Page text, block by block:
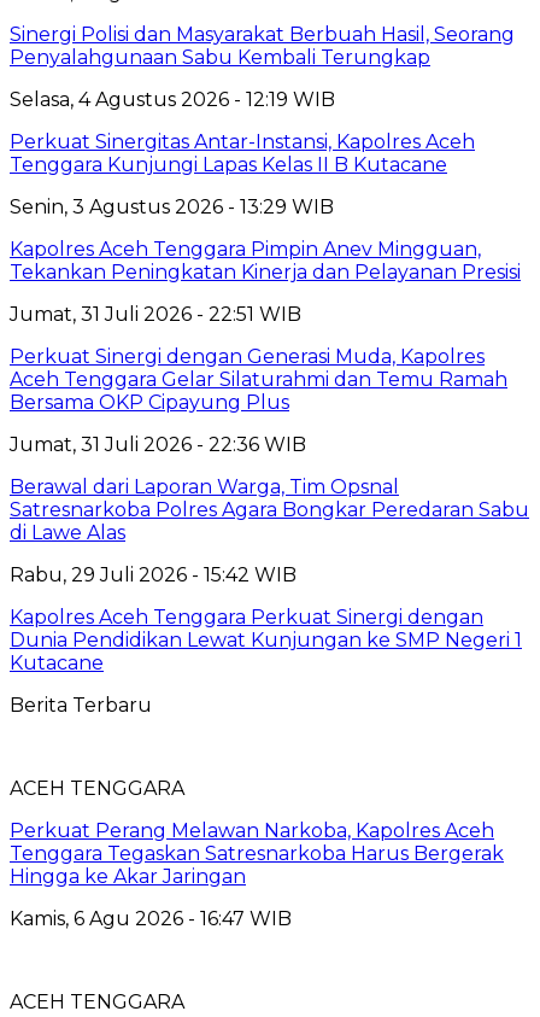
Sinergi Polisi dan Masyarakat Berbuah Hasil, Seorang
Penyalahgunaan Sabu Kembali Terungkap
Selasa, 4 Agustus 2026 - 12:19 WIB
Perkuat Sinergitas Antar-Instansi, Kapolres Aceh
Tenggara Kunjungi Lapas Kelas II B Kutacane
Senin, 3 Agustus 2026 - 13:29 WIB
Kapolres Aceh Tenggara Pimpin Anev Mingguan,
Tekankan Peningkatan Kinerja dan Pelayanan Presisi
Jumat, 31 Juli 2026 - 22:51 WIB
Perkuat Sinergi dengan Generasi Muda, Kapolres
Aceh Tenggara Gelar Silaturahmi dan Temu Ramah
Bersama OKP Cipayung Plus
Jumat, 31 Juli 2026 - 22:36 WIB
Berawal dari Laporan Warga, Tim Opsnal
Satresnarkoba Polres Agara Bongkar Peredaran Sabu
di Lawe Alas
Rabu, 29 Juli 2026 - 15:42 WIB
Kapolres Aceh Tenggara Perkuat Sinergi dengan
Dunia Pendidikan Lewat Kunjungan ke SMP Negeri 1
Kutacane
Berita Terbaru
ACEH TENGGARA
Perkuat Perang Melawan Narkoba, Kapolres Aceh
Tenggara Tegaskan Satresnarkoba Harus Bergerak
Hingga ke Akar Jaringan
Kamis, 6 Agu 2026 - 16:47 WIB
ACEH TENGGARA